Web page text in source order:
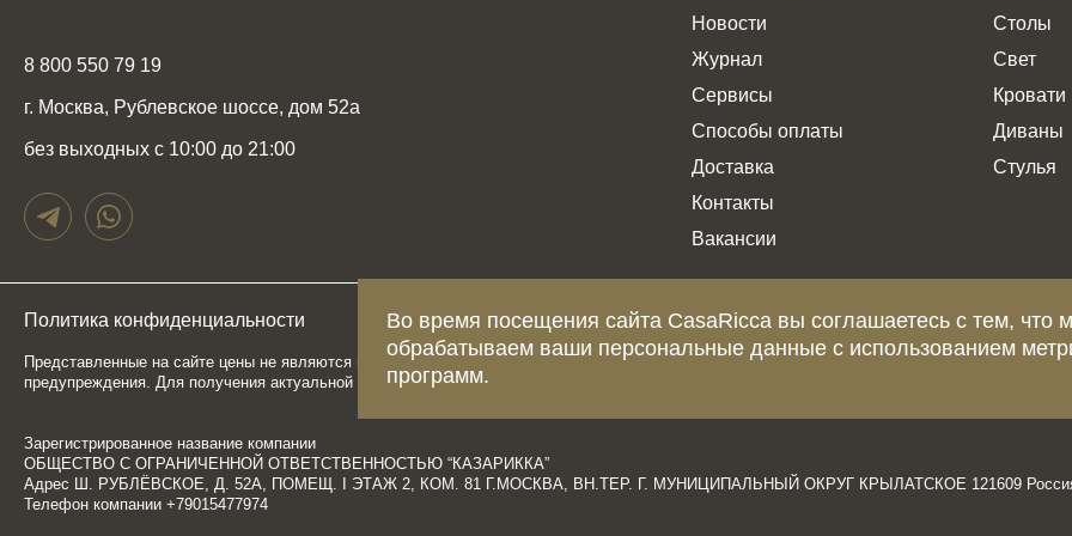
Во время посещения сайта CasaRicca вы соглашаетесь с тем, что
обрабатываем ваши персональные данные с использованием
программ.
8 800 550 79 19
г. Москва, Рублевское шоссе, дом 52а
без выходных с 10:00 до 21:00
Новости
Журнал
Сервисы
Способы оплаты
Доставка
Контакты
Вакансии
Столы
Свет
Кровати
Диваны
Стулья
Политика конфиденциальности Карта сайта
Представленные на сайте цены не являются публичной офертой, определяемой положениями статьи 437 Гражданского Кодекса
предупреждения. Для получения актуальной и подробной информации о стоимости, сроках и условиях поставки просьба обращаться к
Зарегистрированное название компании
ОБЩЕСТВО С ОГРАНИЧЕННОЙ ОТВЕТСТВЕННОСТЬЮ “КАЗАРИККА”
Адрес Ш. РУБЛЁВСКОЕ, Д. 52А, ПОМЕЩ. I ЭТАЖ 2, КОМ. 81 Г.МОСКВА, ВН.ТЕР. Г. МУНИЦИПАЛЬНЫЙ ОКРУГ КРЫЛАТСКОЕ 121609
Телефон компании +79015477974